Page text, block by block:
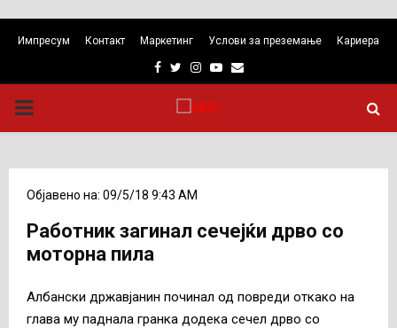
Импресум Контакт Маркетинг Услови за преземање Кариера
Facebook
TwitterInstagram
Youtube
Email
PRIMARY
Објавено на: 09/5/18 9:43 AM
Работник загинал сечејќи дрво со
моторна пила
Албански државјанин починал од повреди откако на
глава му паднала гранка додека сечел дрво со